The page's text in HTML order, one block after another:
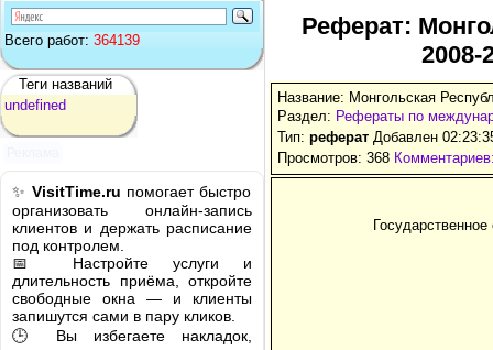
Всего работ: 364139
Теги названий
undefined
✨ VisitTime.ru помогает быстро
организовать онлайн-запись
клиентов и держать расписание
под контролем.
📅 Настройте услуги и
длительность приёма, откройте
свободные окна — и клиенты
запишутся сами в пару кликов.
🕒 Вы избегаете накладок,
Реферат:
2008-
Название: Монгольская
Раздел: Рефераты по
Тип: реферат Добавлен
Просмотров: 368